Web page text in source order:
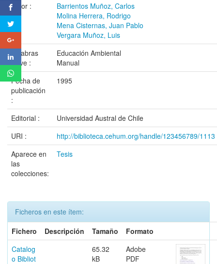
Autor :
Barrientos Muñoz, Carlos
Molina Herrera, Rodrigo
Mena Cisternas, Juan Pablo
Vergara Muñoz, Luis
Palabras
clave :
Educación Ambiental
Manual
Fecha de
publicación
:
1995
Editorial :
Universidad Austral de Chile
URI :
http://biblioteca.cehum.org/handle/123456789/1113
Aparece en
las
colecciones:
Tesis
Ficheros en este ítem:
Fichero
Descripción Tamaño
Formato
Catalog
o Bibliot
65.32
kB
Adobe
PDF